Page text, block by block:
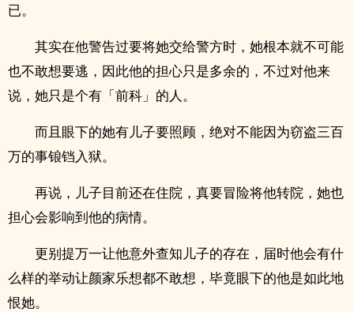
已。
其实在他警告过要将她交给警方时，她根本就不可能
也不敢想要逃，因此他的担心只是多余的，不过对他来
说，她只是个有「前科」的人。
而且眼下的她有儿子要照顾，绝对不能因为窃盗三百
万的事锒铛入狱。
再说，儿子目前还在住院，真要冒险将他转院，她也
担心会影响到他的病情。
更别提万一让他意外查知儿子的存在，届时他会有什
么样的举动让颜家乐想都不敢想，毕竟眼下的他是如此地
恨她。